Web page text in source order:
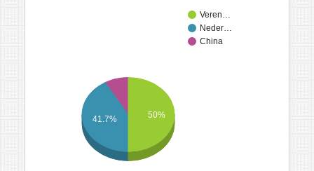
Veren…
Neder…
China
41.7% 50%